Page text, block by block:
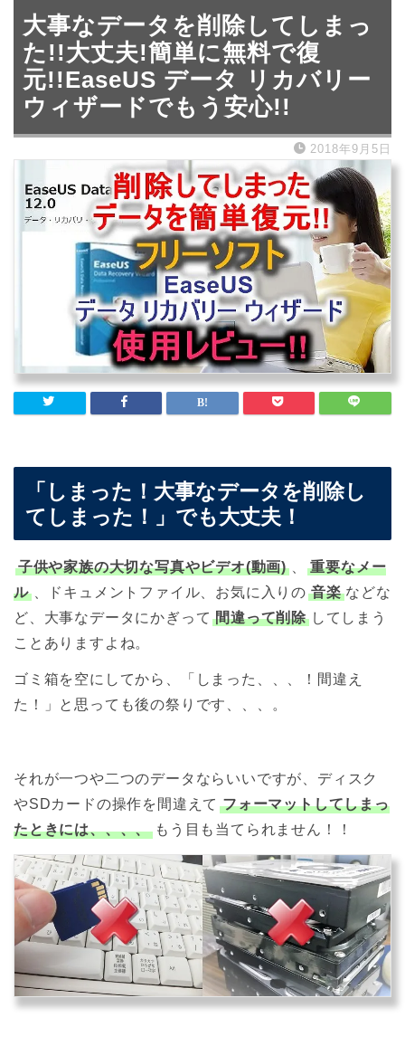
大事なデータを削除してしまっ
た!!大丈夫!簡単に無料で復
元!!EaseUS データ リカバリー
ウィザードでもう安心!!
2018年9月5日
「しまった！大事なデータを削除し
てしまった！」でも大丈夫！
子供や家族の大切な写真やビデオ(動画)
重要なメー
ル
、ドキュメントファイル、お気に入りの 音楽 などな
ど、大事なデータにかぎって 間違って削除 してしまう
ことありますよね。
ゴミ箱を空にしてから、「しまった、、、！間違え
た！」と思っても後の祭りです、、、。
それが一つや二つのデータならいいですが、ディスク
やSDカードの操作を間違えて フォーマットしてしまっ
たときには、、、、 もう目も当てられません！！